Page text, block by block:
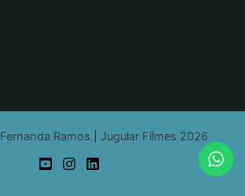
Fernanda Ramos | Jugular Filmes 2026